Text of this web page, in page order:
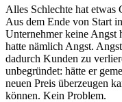
Alles Schlechte hat etwas
Aus dem Ende von Start
Unternehmer keine Angst
hatte nämlich Angst.
dadurch Kunden zu
unbegründet: hätte er
neuen Preis überzeugen
können. Kein Problem.